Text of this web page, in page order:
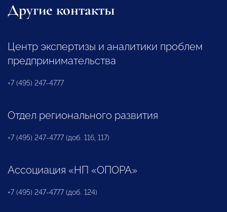
Другие контакты
Центр экспертизы и аналитики проблем
предпринимательства
+7 (495) 247-4777
Отдел регионального развития
+7 (495) 247-4777 (доб. 116, 117)
Ассоциация «НП «ОПОРА»
+7 (495) 247-4777 (доб. 124)